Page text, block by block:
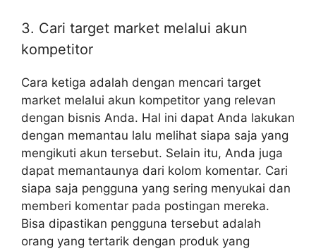
3. Cari target market melalui akun
kompetitor
Cara ketiga adalah dengan mencari target
market melalui akun kompetitor yang relevan
dengan bisnis Anda. Hal ini dapat Anda lakukan
dengan memantau lalu melihat siapa saja yang
mengikuti akun tersebut. Selain itu, Anda juga
dapat memantaunya dari kolom komentar. Cari
siapa saja pengguna yang sering menyukai dan
memberi komentar pada postingan mereka.
Bisa dipastikan pengguna tersebut adalah
orang yang tertarik dengan produk yang